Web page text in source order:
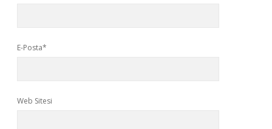
E-Posta*
Web Sitesi